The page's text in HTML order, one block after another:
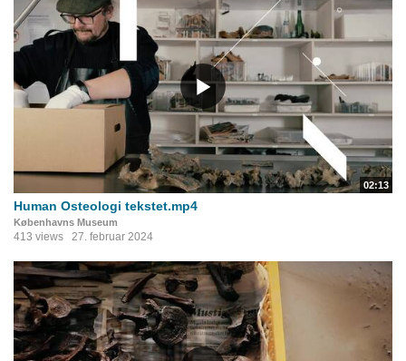
02:13
Human Osteologi tekstet.mp4
Københavns Museum
413 views 27. februar 2024